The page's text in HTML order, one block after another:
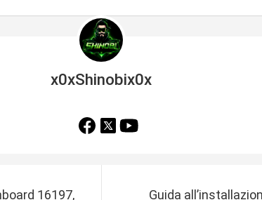
x0xShinobix0x
16197, Guida